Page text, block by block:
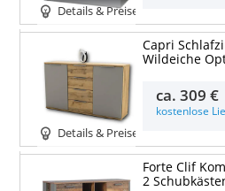
Details & Preise
Details & Preise
Capri
Wildeiche
ca.309 €
kostenlose
Forte Clif
2